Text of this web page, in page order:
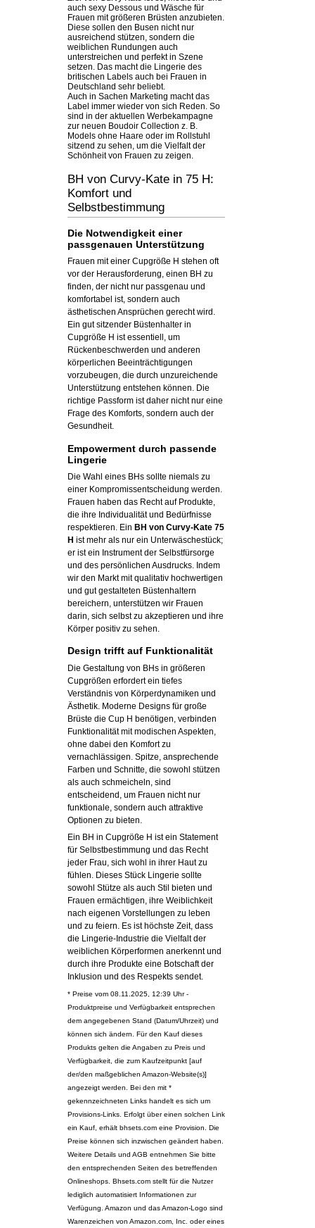
auch sexy Dessous und Wäsche für
Frauen mit größeren Brüsten anzubieten.
Diese sollen den Busen nicht nur
ausreichend stützen, sondern die
weiblichen Rundungen auch
unterstreichen und perfekt in Szene
setzen. Das macht die Lingerie des
britischen Labels auch bei Frauen in
Deutschland sehr beliebt.
Auch in Sachen Marketing macht das
Label immer wieder von sich Reden. So
sind in der aktuellen Werbekampagne
zur neuen Boudoir Collection z. B.
Models ohne Haare oder im Rollstuhl
sitzend zu sehen, um die Vielfalt der
Schönheit von Frauen zu zeigen.
BH von Curvy-Kate in 75 H:
Komfort und
Selbstbestimmung
Die Notwendigkeit einer
passgenauen Unterstützung
Frauen mit einer Cupgröße H stehen oft
vor der Herausforderung, einen BH zu
finden, der nicht nur passgenau und
komfortabel ist, sondern auch
ästhetischen Ansprüchen gerecht wird.
Ein gut sitzender Büstenhalter in
Cupgröße H ist essentiell, um
Rückenbeschwerden und anderen
körperlichen Beeinträchtigungen
vorzubeugen, die durch unzureichende
Unterstützung entstehen können. Die
richtige Passform ist daher nicht nur eine
Frage des Komforts, sondern auch der
Gesundheit.
Empowerment durch passende
Lingerie
Die Wahl eines BHs sollte niemals zu
einer Kompromissentscheidung werden.
Frauen haben das Recht auf Produkte,
die ihre Individualität und Bedürfnisse
respektieren. Ein BH von Curvy-Kate 75
H ist mehr als nur ein Unterwäschestück;
er ist ein Instrument der Selbstfürsorge
und des persönlichen Ausdrucks. Indem
wir den Markt mit qualitativ hochwertigen
und gut gestalteten Büstenhaltern
bereichern, unterstützen wir Frauen
darin, sich selbst zu akzeptieren und ihre
Körper positiv zu sehen.
Design trifft auf Funktionalität
Die Gestaltung von BHs in größeren
Cupgrößen erfordert ein tiefes
Verständnis von Körperdynamiken und
Ästhetik. Moderne Designs für große
Brüste die Cup H benötigen, verbinden
Funktionalität mit modischen Aspekten,
ohne dabei den Komfort zu
vernachlässigen. Spitze, ansprechende
Farben und Schnitte, die sowohl stützen
als auch schmeicheln, sind
entscheidend, um Frauen nicht nur
funktionale, sondern auch attraktive
Optionen zu bieten.
Ein BH in Cupgröße H ist ein Statement
für Selbstbestimmung und das Recht
jeder Frau, sich wohl in ihrer Haut zu
fühlen. Dieses Stück Lingerie sollte
sowohl Stütze als auch Stil bieten und
Frauen ermächtigen, ihre Weiblichkeit
nach eigenen Vorstellungen zu leben
und zu feiern. Es ist höchste Zeit, dass
die Lingerie-Industrie die Vielfalt der
weiblichen Körperformen anerkennt und
durch ihre Produkte eine Botschaft der
Inklusion und des Respekts sendet.
* Preise vom 08.11.2025, 12:39 Uhr -
Produktpreise und Verfügbarkeit entsprechen
dem angegebenen Stand (Datum/Uhrzeit) und
können sich ändern. Für den Kauf dieses
Produkts gelten die Angaben zu Preis und
Verfügbarkeit, die zum Kaufzeitpunkt [auf
der/den maßgeblichen Amazon-Website(s)]
angezeigt werden. Bei den mit *
gekennzeichneten Links handelt es sich um
Provisions-Links. Erfolgt über einen solchen Link
ein Kauf, erhält bhsets.com eine Provision. Die
Preise können sich inzwischen geändert haben.
Weitere Details und AGB entnehmen Sie bitte
den entsprechenden Seiten des betreffenden
Onlineshops. Bhsets.com stellt für die Nutzer
lediglich automatisiert Informationen zur
Verfügung. Amazon und das Amazon-Logo sind
Warenzeichen von Amazon.com, Inc. oder eines